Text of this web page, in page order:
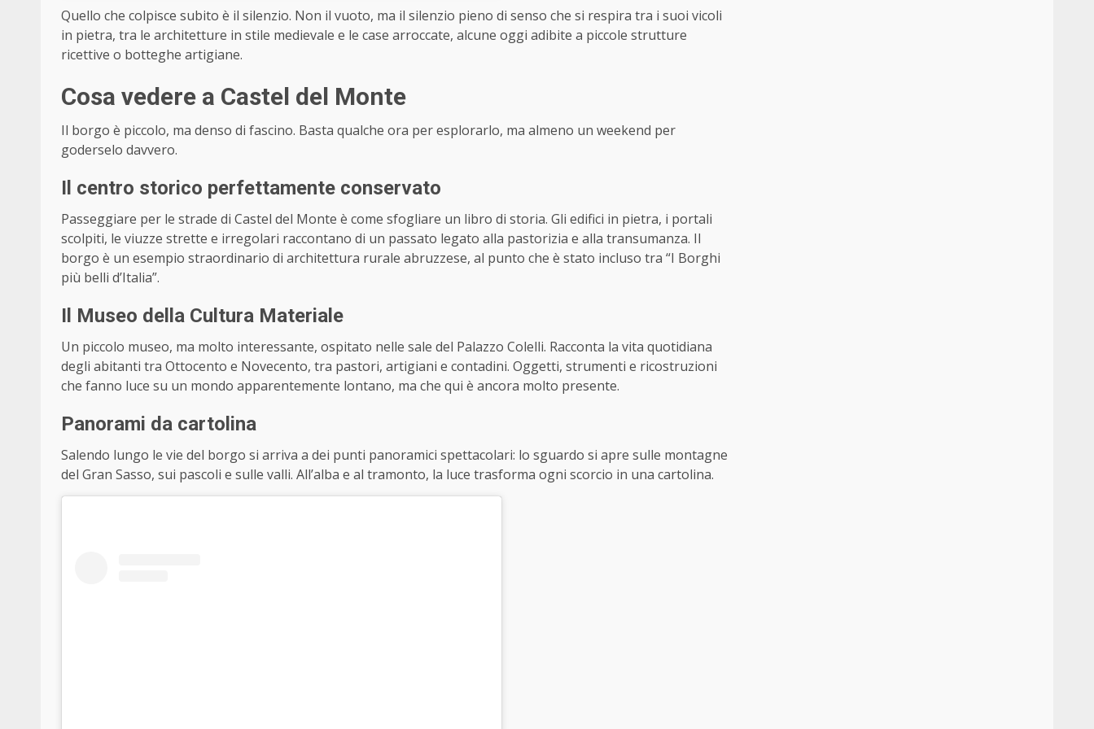
Quello che colpisce subito è il silenzio. Non il vuoto, ma il silenzio pieno di senso che si respira tra i suoi vicoli
in pietra, tra le architetture in stile medievale e le case arroccate, alcune oggi adibite a piccole strutture
ricettive o botteghe artigiane.
Cosa vedere a Castel del Monte
Il borgo è piccolo, ma denso di fascino. Basta qualche ora per esplorarlo, ma almeno un weekend per
goderselo davvero.
Il centro storico perfettamente conservato
Passeggiare per le strade di Castel del Monte è come sfogliare un libro di storia. Gli edifici in pietra, i portali
scolpiti, le viuzze strette e irregolari raccontano di un passato legato alla pastorizia e alla transumanza. Il
borgo è un esempio straordinario di architettura rurale abruzzese, al punto che è stato incluso tra “I Borghi
più belli d’Italia”.
Il Museo della Cultura Materiale
Un piccolo museo, ma molto interessante, ospitato nelle sale del Palazzo Colelli. Racconta la vita quotidiana
degli abitanti tra Ottocento e Novecento, tra pastori, artigiani e contadini. Oggetti, strumenti e ricostruzioni
che fanno luce su un mondo apparentemente lontano, ma che qui è ancora molto presente.
Panorami da cartolina
Salendo lungo le vie del borgo si arriva a dei punti panoramici spettacolari: lo sguardo si apre sulle montagne
del Gran Sasso, sui pascoli e sulle valli. All’alba e al tramonto, la luce trasforma ogni scorcio in una cartolina.